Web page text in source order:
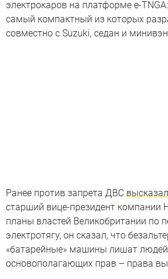
электрокаров на платформе e-
самый компактный из которых
совместно с Suzuki, седан и
Ранее против запрета ДВС
старший вице-президент компании
планы властей Великобритании по
электротягу, он сказал, что
«батарейные» машины лишат людей
основополагающих прав – права